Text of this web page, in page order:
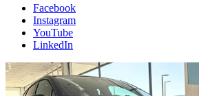
Facebook
Instagram
YouTube
LinkedIn